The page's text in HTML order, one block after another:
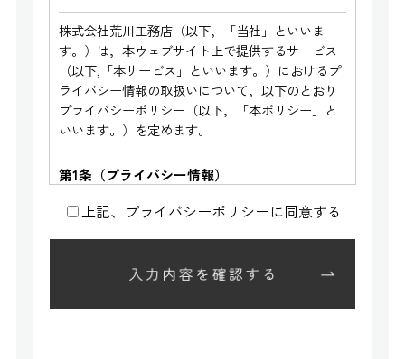
株式会社荒川工務店（以下，「当社」といいま
す。）は，本ウェブサイト上で提供するサービス
（以下,「本サービス」といいます。）におけるプ
ライバシー情報の取扱いについて，以下のとおり
プライバシーポリシー（以下，「本ポリシー」と
いいます。）を定めます。
第1条（プライバシー情報）
プライバシー情報のうち「個人情報」とは，個人
含まれる氏名，生年月日，住所，電話番号，連絡
情報を指します。
上記、プライバシーポリシーに同意する